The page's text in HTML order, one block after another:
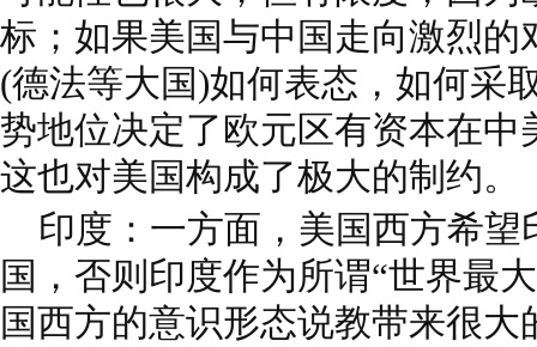
标；如果美国与中国走向激烈的
(德法等大国)如何表态，如何采
势地位决定了欧元区有资本在中
这也对美国构成了极大的制约。
印度：一方面，美国西方希望
国，否则印度作为所谓“世界最
国西方的意识形态说教带来很